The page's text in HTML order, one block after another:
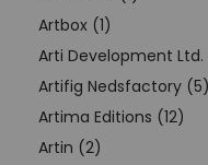
Artbox (1)
Arti Development Ltd.
Artifig Nedsfactory (5)
Artima Editions (12)
Artin (2)